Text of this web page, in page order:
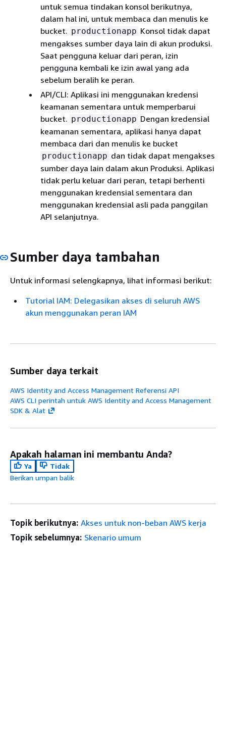
untuk semua tindakan konsol berikutnya,
dalam hal ini, untuk membaca dan menulis ke
bucket. productionapp Konsol tidak dapat
mengakses sumber daya lain di akun produksi.
Saat pengguna keluar dari peran, izin
pengguna kembali ke izin awal yang ada
sebelum beralih ke peran.
API/CLI: Aplikasi ini menggunakan kredensi
keamanan sementara untuk memperbarui
bucket. productionapp Dengan kredensial
keamanan sementara, aplikasi hanya dapat
membaca dari dan menulis ke bucket
productionapp dan tidak dapat mengakses
sumber daya lain dalam akun Produksi. Aplikasi
tidak perlu keluar dari peran, tetapi berhenti
menggunakan kredensial sementara dan
menggunakan kredensial asli pada panggilan
API selanjutnya.
Sumber daya tambahan
Untuk informasi selengkapnya, lihat informasi berikut:
Tutorial IAM: Delegasikan akses di seluruh AWS
akun menggunakan peran IAM
Sumber daya terkait
AWS Identity and Access Management Referensi API
AWS CLI perintah untuk AWS Identity and Access Management
SDK & Alat
Apakah halaman ini membantu Anda?
Ya
Tidak
Berikan umpan balik
Topik berikutnya: Akses untuk non-beban AWS kerja
Topik sebelumnya: Skenario umum